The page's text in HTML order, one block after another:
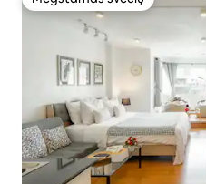
Mėgstamas svečių